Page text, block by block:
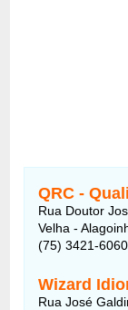
QRC -
Rua Doutor
Velha -
(75) 3421-6060
Wizard
Rua José